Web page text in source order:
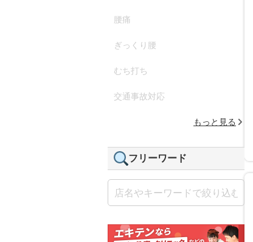
腰痛
ぎっくり腰
むち打ち
交通事故対応
もっと見る
フリーワード